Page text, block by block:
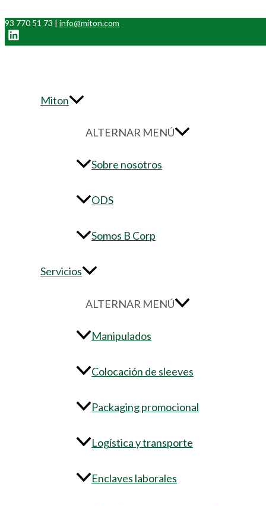
93 770 51 73 | info@miton.com
Miton
ALTERNAR MENÚ
Sobre nosotros
ODS
Somos B Corp
Servicios
ALTERNAR MENÚ
Manipulados
Colocación de sleeves
Packaging promocional
Logística y transporte
Enclaves laborales